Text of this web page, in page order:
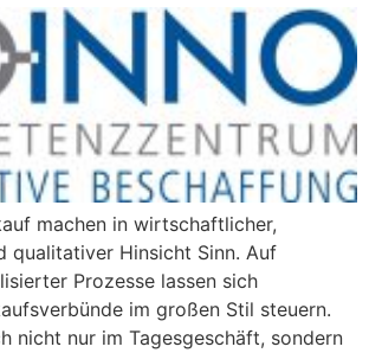
machen in wirtschaftlicher,
qualitativer Hinsicht Sinn. Auf
Prozesse lassen sich
im großen Stil steuern.
nicht nur im Tagesgeschäft, sondern